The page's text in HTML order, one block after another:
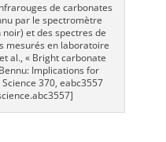
de carbonates
par le spectromètre
noir) et des spectres de
mesurés en laboratoire
al., « Bright carbonate
Implications for
370, eabc3557